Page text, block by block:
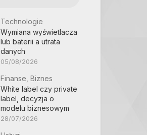
Technologie
Wymiana wyświetlacza
lub baterii a utrata
danych
05/08/2026
Finanse, Biznes
White label czy private
label, decyzja o
modelu biznesowym
28/07/2026